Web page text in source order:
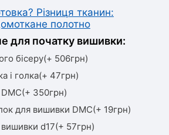
Різниця тканин:
полотно
для початку вишивки:
бісеру(+ 506грн)
і голка(+ 47грн)
350грн)
для вишивки DMC(+ 19грн)
d17(+ 57грн)